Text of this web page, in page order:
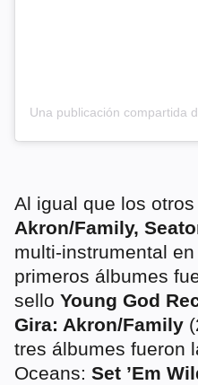
Al igual que los
Akron/Family,
multi-instrumental
primeros álbumes
sello Young God
Gira: Akron/Family
tres álbumes fueron
Oceans: Set ’Em